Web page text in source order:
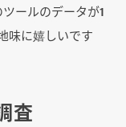
ールのデータが1
味に嬉しいです
査